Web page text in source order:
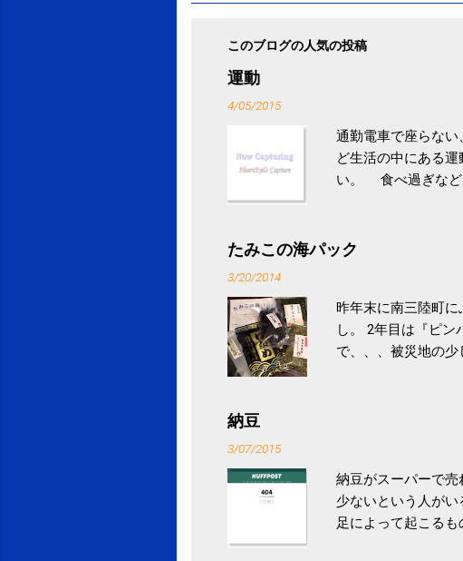
このブログの人気の投稿
運動
4/05/2015
通勤電車で座らな
ど生活の中にある
い。 食べ過ぎなど
ル性脂肪性肝疾患
続けることが有用
たみこの海パック
3/20/2014
昨年末に南三陸町
し。 2年目は『ピ
で、、、被災地の
税になるというこ
納豆
3/07/2015
納豆がスーパーで
少ないという人が
足によって起こるも